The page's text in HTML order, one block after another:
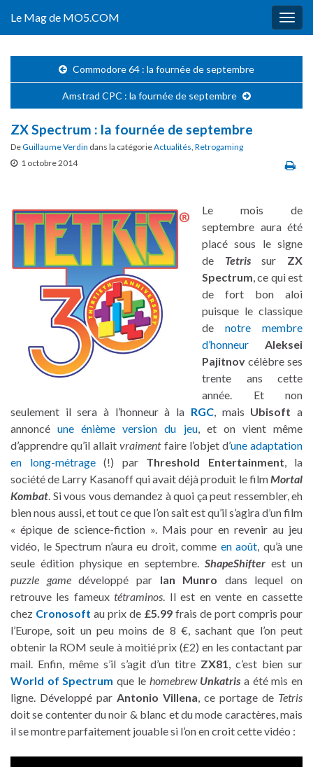
Le Mag de MO5.COM
Commodore 64 : la fournée de septembre
Amstrad CPC : la fournée de septembre
ZX Spectrum : la fournée de septembre
DeGuillaume Verdin dans la catégorieActualités, Retrogaming
1 octobre 2014
Le mois de
septembre aura été
placé sous le signe
de Tetris sur ZX
Spectrum, ce qui est
de fort bon aloi
puisque le classique
de notre membre
d’honneur
Aleksei
Pajitnov célèbre ses
trente ans cette
année. Et non
seulement il sera à l’honneur à la RGC, mais Ubisoft a
annoncéune énième version du jeu, et on vient même
d’apprendre qu’il allaitvraimentfaire l’objet d’une adaptation
en long-métrage(!) par Threshold Entertainment, la
société de Larry Kasanoff qui avait déjà produit le filmMortal
Kombat. Si vous vous demandez à quoi ça peut ressembler, eh
bien nous aussi, et tout ce que l’on sait est qu’il s’agira d’un film
« épique de science-fiction ». Mais pour en revenir au jeu
vidéo, le Spectrum n’aura eu droit, comme en août, qu’à une
seule édition physique en septembre. ShapeShifter est un
puzzle gamedéveloppé par Ian Munro dans lequel on
retrouve les fameuxtétraminos. Il est en vente en cassette
chez Cronosoft au prix de £5.99 frais de port compris pour
l’Europe, soit un peu moins de 8 €, sachant que l’on peut
obtenir la ROM seule à moitié prix (£2) en les contactant par
mail. Enfin, même s’il s’agit d’un titre ZX81, c’est bien sur
World of Spectrum que le homebrew Unkatris a été mis en
ligne. Développé par Antonio Villena, ce portage de Tetris
doit se contenter du noir & blanc et du mode caractères, mais
il se montre parfaitement jouable si l’on en croit cette vidéo :